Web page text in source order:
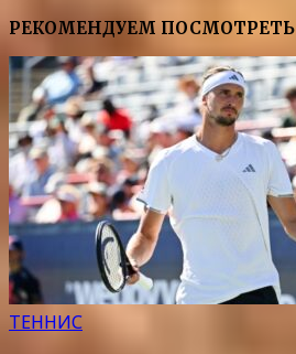
РЕКОМЕНДУЕМ ПОСМОТРЕТЬ
ТЕННИС